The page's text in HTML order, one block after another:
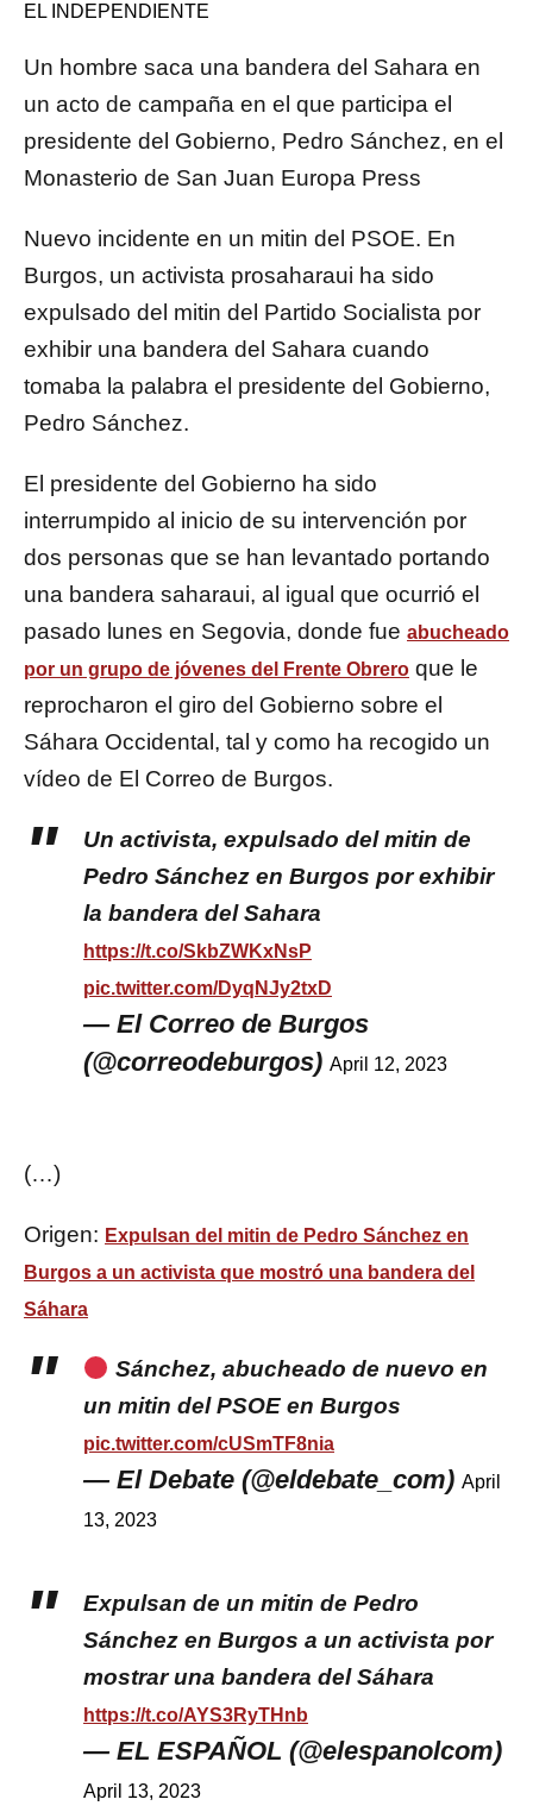
EL INDEPENDIENTE
Un hombre saca una bandera del Sahara en
un acto de campaña en el que participa el
presidente del Gobierno, Pedro Sánchez, en el
Monasterio de San Juan Europa Press
Nuevo incidente en un mitin del PSOE. En
Burgos, un activista prosaharaui ha sido
expulsado del mitin del Partido Socialista por
exhibir una bandera del Sahara cuando
tomaba la palabra el presidente del Gobierno,
Pedro Sánchez.
El presidente del Gobierno ha sido
interrumpido al inicio de su intervención por
dos personas que se han levantado portando
una bandera saharaui, al igual que ocurrió el
pasado lunes en Segovia, donde fue abucheado
por un grupo de jóvenes del Frente Obrero que le
reprocharon el giro del Gobierno sobre el
Sáhara Occidental, tal y como ha recogido un
vídeo de El Correo de Burgos.
Un activista, expulsado del mitin de
Pedro Sánchez en Burgos por exhibir
la bandera del Sahara
https://t.co/SkbZWKxNsP
pic.twitter.com/DyqNJy2txD
— El Correo de Burgos
(@correodeburgos) April 12, 2023
(…)
Origen: Expulsan del mitin de Pedro Sánchez en
Burgos a un activista que mostró una bandera del
Sáhara
Sánchez, abucheado de nuevo en
un mitin del PSOE en Burgos
pic.twitter.com/cUSmTF8nia
— El Debate (@eldebate_com) April
13, 2023
Expulsan de un mitin de Pedro
Sánchez en Burgos a un activista por
mostrar una bandera del Sáhara
https://t.co/AYS3RyTHnb
— EL ESPAÑOL (@elespanolcom)
April 13, 2023